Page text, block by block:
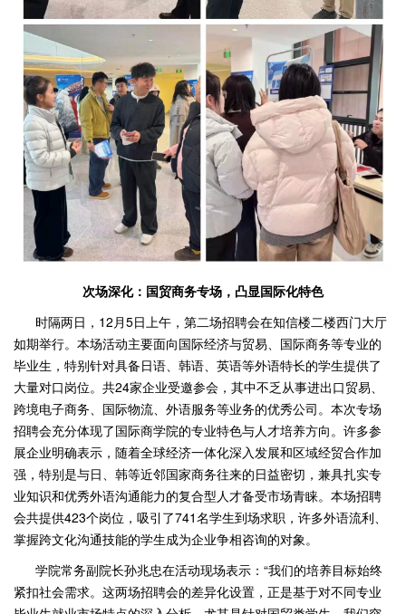
次场深化：国贸商务专场，凸显国际化特色
时隔两日，12月5日上午，第二场招聘会在知信楼二楼西门大厅
如期举行。本场活动主要面向国际经济与贸易、国际商务等专业的
毕业生，特别针对具备日语、韩语、英语等外语特长的学生提供了
大量对口岗位。共24家企业受邀参会，其中不乏从事进出口贸易、
跨境电子商务、国际物流、外语服务等业务的优秀公司。本次专场
招聘会充分体现了国际商学院的专业特色与人才培养方向。许多参
展企业明确表示，随着全球经济一体化深入发展和区域经贸合作加
强，特别是与日、韩等近邻国家商务往来的日益密切，兼具扎实专
业知识和优秀外语沟通能力的复合型人才备受市场青睐。本场招聘
会共提供423个岗位，吸引了741名学生到场求职，许多外语流利、
掌握跨文化沟通技能的学生成为企业争相咨询的对象。
学院常务副院长孙兆忠在活动现场表示：“我们的培养目标始终
紧扣社会需求。这两场招聘会的差异化设置，正是基于对不同专业